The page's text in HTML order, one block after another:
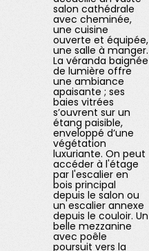
salon cathédrale
avec cheminée,
une cuisine
ouverte et équipée,
une salle à manger.
La véranda baignée
de lumière offre
une ambiance
apaisante ; ses
baies vitrées
s’ouvrent sur un
étang paisible,
enveloppé d’une
végétation
luxuriante. On peut
accéder à l'étage
par l'escalier en
bois principal
depuis le salon ou
un escalier annexe
depuis le couloir. Un
belle mezzanine
avec poêle
poursuit vers la